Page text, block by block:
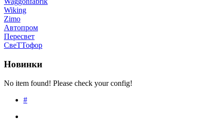
Wiking
Zimo
Автопром
Пересвет
СвеТТофор
Новинки
No item found! Please check your config!
#